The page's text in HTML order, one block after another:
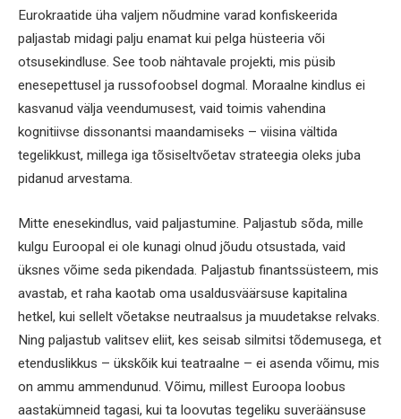
Eurokraatide üha valjem nõudmine varad konfiskeerida
paljastab midagi palju enamat kui pelga hüsteeria või
otsusekindluse. See toob nähtavale projekti, mis püsib
enesepettusel ja russofoobsel dogmal. Moraalne kindlus ei
kasvanud välja veendumusest, vaid toimis vahendina
kognitiivse dissonantsi maandamiseks – viisina vältida
tegelikkust, millega iga tõsiseltvõetav strateegia oleks juba
pidanud arvestama.
Mitte enesekindlus, vaid paljastumine. Paljastub sõda, mille
kulgu Euroopal ei ole kunagi olnud jõudu otsustada, vaid
üksnes võime seda pikendada. Paljastub finantssüsteem, mis
avastab, et raha kaotab oma usaldusväärsuse kapitalina
hetkel, kui sellelt võetakse neutraalsus ja muudetakse relvaks.
Ning paljastub valitsev eliit, kes seisab silmitsi tõdemusega, et
etenduslikkus – ükskõik kui teatraalne – ei asenda võimu, mis
on ammu ammendunud. Võimu, millest Euroopa loobus
aastakümneid tagasi, kui ta loovutas tegeliku suveräänsuse